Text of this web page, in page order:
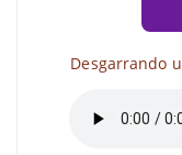
Desgarrando